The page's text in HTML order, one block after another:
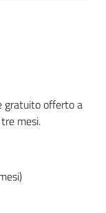
gratuito offerto a
mesi.